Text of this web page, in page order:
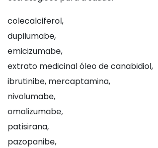
colecalciferol,
dupilumabe,
emicizumabe,
extrato medicinal óleo de canabidiol,
ibrutinibe, mercaptamina,
nivolumabe,
omalizumabe,
patisirana,
pazopanibe,